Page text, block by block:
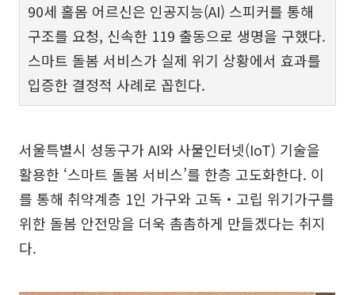
90세 홀몸 어르신은 인공지능(AI) 스피커를 통해
구조를 요청, 신속한 119 출동으로 생명을 구했다.
스마트 돌봄 서비스가 실제 위기 상황에서 효과를
입증한 결정적 사례로 꼽힌다.
서울특별시 성동구가 AI와 사물인터넷(IoT) 기술을
활용한 ‘스마트 돌봄 서비스’를 한층 고도화한다. 이
를 통해 취약계층 1인 가구와 고독‧고립 위기가구를
위한 돌봄 안전망을 더욱 촘촘하게 만들겠다는 취지
다.